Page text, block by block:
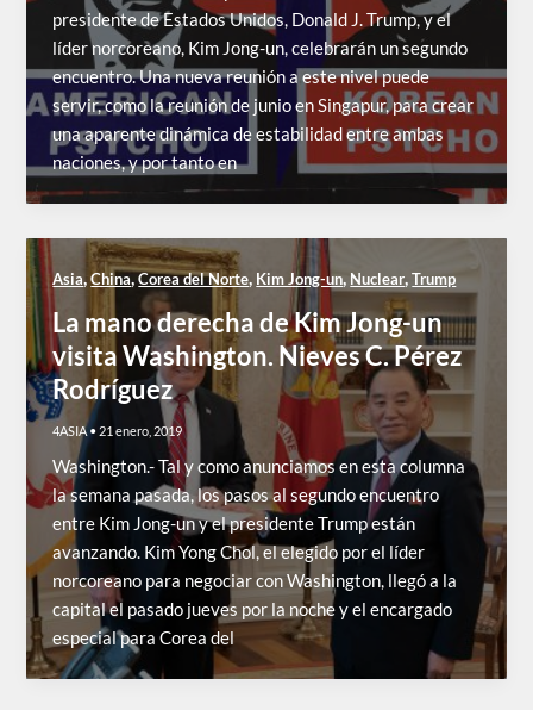
presidente de Estados Unidos, Donald J. Trump, y el
líder norcoreano, Kim Jong-un, celebrarán un segundo
encuentro. Una nueva reunión a este nivel puede
servir, como la reunión de junio en Singapur, para crear
una aparente dinámica de estabilidad entre ambas
naciones, y por tanto en
Asia,China,Corea del Norte, Kim Jong-un, Nuclear,Trump
La mano derecha de Kim Jong-un
visita Washington. Nieves C. Pérez
Rodríguez
4ASIA • 21 enero, 2019
Washington.- Tal y como anunciamos en esta columna
la semana pasada, los pasos al segundo encuentro
entre Kim Jong-un y el presidente Trump están
avanzando. Kim Yong Chol, el elegido por el líder
norcoreano para negociar con Washington, llegó a la
capital el pasado jueves por la noche y el encargado
especial para Corea del